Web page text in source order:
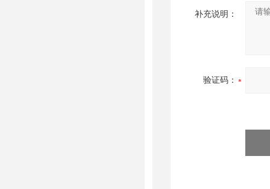
补充说明：
验证码：